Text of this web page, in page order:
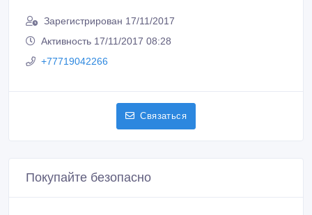
Зарегистрирован 17/11/2017
Активность 17/11/2017 08:28
+77719042266
Связаться
Покупайте безопасно